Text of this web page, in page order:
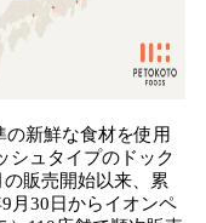
の新鮮な食材を使用
シュタイプのドック
販売開始以来、累
月30日からイオンペ